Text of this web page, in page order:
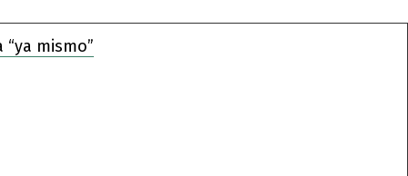
mismo”